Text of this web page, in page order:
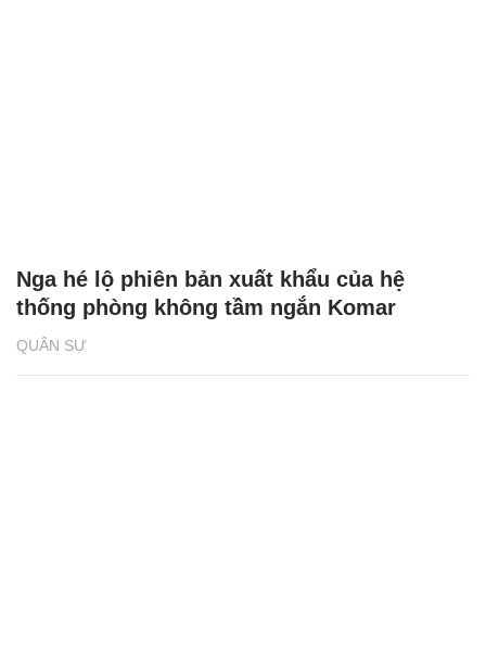
QUÂN SỰ
Nga hé lộ phiên bản xuất khẩu của hệ
thống phòng không tầm ngắn Komar